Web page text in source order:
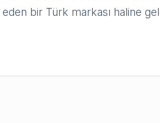
bir Türk markası haline